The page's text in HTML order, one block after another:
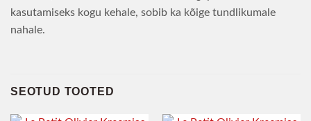
kasutamiseks kogu kehale, sobib ka kõige tundlikumale
nahale.
SEOTUD TOOTED